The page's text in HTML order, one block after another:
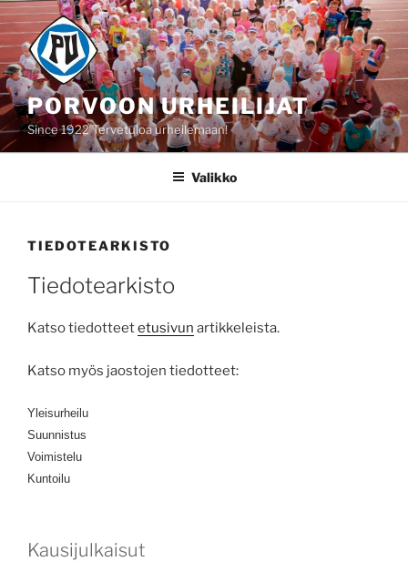
Siirry
sisältöön
PORVOON URHEILIJAT
Since 1922 Tervetuloa urheilemaan!
Valikko
TIEDOTEARKISTO
Tiedotearkisto
Katso tiedotteetetusivun artikkeleista.
Katso myös jaostojen tiedotteet:
Yleisurheilu
Suunnistus
Voimistelu
Kuntoilu
Kausijulkaisut